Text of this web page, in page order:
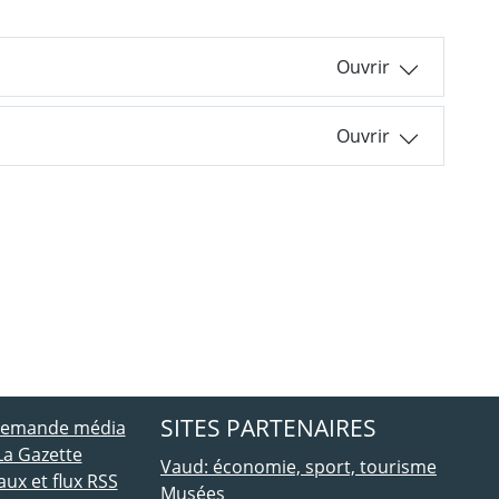
média
Gazette
et flux RSS
SITES PARTENAIRES
Vaud: économie, sport, tourisme
Musées